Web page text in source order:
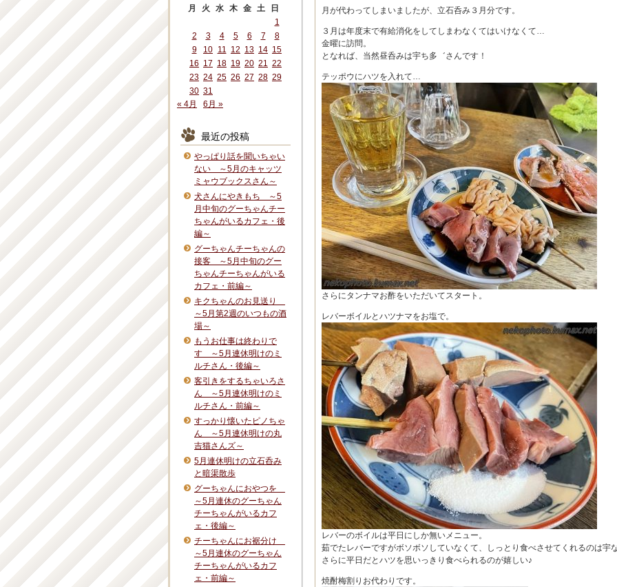
月が代わってしまいましたが、立石呑み３月分です。
３月は年度末で有給消化をしてしまわなくてはいけなくて…
金曜に訪問。
となれば、当然昼呑みは宇ち多゛さんです！
テッポウにハツを入れて…
さらにタンナマお酢をいただいてスタート。
レバーボイルとハツナマをお塩で。
レバーのボイルは平日にしか無いメニュー。
茹でたレバーですがボソボソしていなくて、しっとり食べさせてくれるのは宇
さらに平日だとハツを思いっきり食べられるのが嬉しい♪
焼酎梅割りお代わりです。
月
火 水 木 金 土
日
1
2
3 4 5 6 7
8
9
10 11 12 13 14 15
16 17 18 19 20 21 22
23 24 25 26 27 28 29
30 31
« 4月
6月 »
最近の投稿
やっぱり話を聞いちゃい
ない ～5月のキャッツ
ミャウブックスさん～
犬さんにやきもち ～5
月中旬のグーちゃんチー
ちゃんがいるカフェ・後
編～
グーちゃんチーちゃんの
接客 ～5月中旬のグー
ちゃんチーちゃんがいる
カフェ・前編～
キクちゃんのお見送り
～5月第2週のいつもの酒
場～
もうお仕事は終わりで
す ～5月連休明けのミ
ルチさん・後編～
客引きをするちゃいろさ
ん ～5月連休明けのミ
ルチさん・前編～
すっかり懐いたピノちゃ
ん ～5月連休明けの丸
吉猫さんズ～
5月連休明けの立石呑み
と暗渠散歩
グーちゃんにおやつを
～5月連休のグーちゃん
チーちゃんがいるカフ
ェ・後編～
チーちゃんにお裾分け
～5月連休のグーちゃん
チーちゃんがいるカフ
ェ・前編～